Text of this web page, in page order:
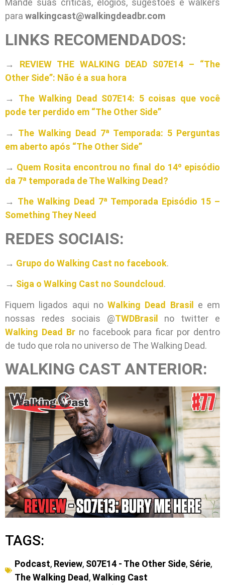
Mande suas críticas, elogios, sugestões e walkers
para walkingcast@walkingdeadbr.com
LINKS RECOMENDADOS:
→ REVIEW THE WALKING DEAD S07E14 – “The
Other Side”: Não é a sua hora
→ The Walking Dead S07E14: 5 coisas que você
pode ter perdido em “The Other Side”
→ The Walking Dead 7ª Temporada: 5 Perguntas
em aberto após “The Other Side”
→ Quem Rosita encontrou no final do 14º episódio
da 7ª temporada de The Walking Dead?
→ The Walking Dead 7ª Temporada Episódio 15 –
Something They Need
REDES SOCIAIS:
→ Grupo do Walking Cast no facebook.
→ Siga o Walking Cast no Soundcloud.
Fiquem ligados aqui no Walking Dead Brasil e em
nossas redes sociais @TWDBrasil no twitter e
Walking Dead Brno facebook para ficar por dentro
de tudo que rola no universo de The Walking Dead.
WALKING CAST ANTERIOR:
TAGS:
Podcast, Review, S07E14 - The Other Side, Série,
The Walking Dead,Walking Cast